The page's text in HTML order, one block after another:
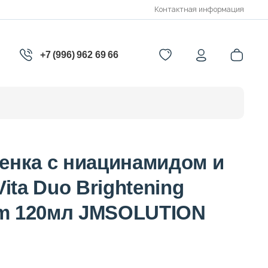
Контактная информация
+7 (996) 962 69 66
с ниацинамидом и
Duo Brightening
120мл JMSOLUTION